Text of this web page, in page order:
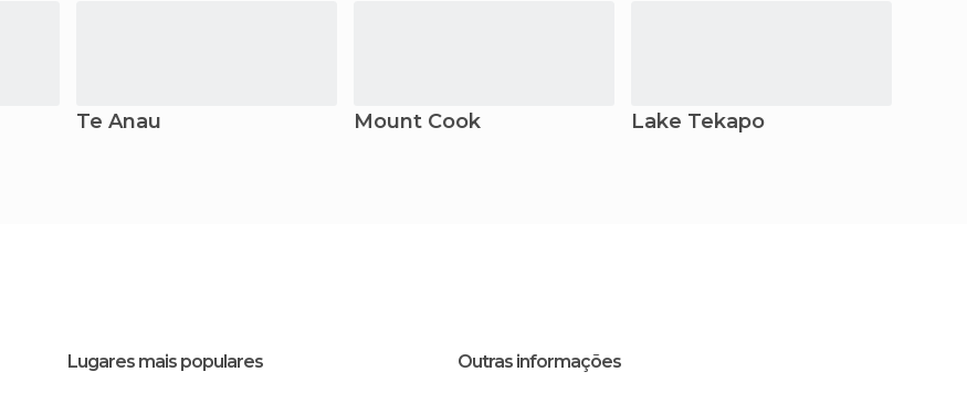
Te Anau Mount Cook Lake Tekapo
Lugares mais populares Outras informações